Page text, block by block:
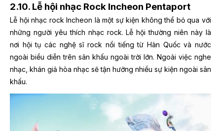
2.10. Lễ hội nhạc Rock Incheon Pentaport
Lễ hội nhạc rock Incheon là một sự kiện không thể bỏ qua với
những người yêu thích nhạc rock. Lễ hội thường niên này là
nơi hội tụ các nghệ sĩ rock nổi tiếng từ Hàn Quốc và nước
ngoài biểu diễn trên sân khấu ngoài trời lớn. Ngoài việc nghe
nhạc, khán giả hòa nhạc sẽ tận hưởng nhiều sự kiện ngoài sân
khấu.